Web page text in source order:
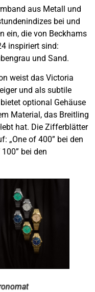
aus Metall und
bei und
ein, die von Beckhams
inspiriert sind:
und Sand.
weist das Victoria
und als subtile
optional Gehäuse
Material, das Breitling
hat. Die Zifferblätter
„One of 400” bei den
bei den